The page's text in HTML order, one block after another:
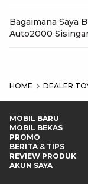
Bagaimana Saya
Auto2000
HOME DEALER
MOBIL BARU
MOBIL BEKAS
PROMO
BERITA & TIPS
REVIEW PRODUK
AKUN SAYA